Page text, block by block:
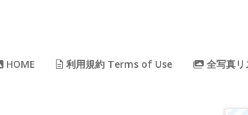
HOME 利用規約 Terms of Use 全写真